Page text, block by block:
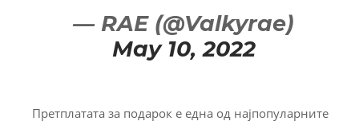
— RAE (@Valkyrae)
May 10, 2022
Претплатата за подарок е една од најпопуларните